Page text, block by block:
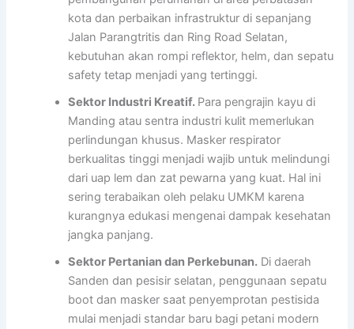
kota dan perbaikan infrastruktur di sepanjang
Jalan Parangtritis dan Ring Road Selatan,
kebutuhan akan rompi reflektor, helm, dan sepatu
safety tetap menjadi yang tertinggi.
Sektor Industri Kreatif. Para pengrajin kayu di
Manding atau sentra industri kulit memerlukan
perlindungan khusus. Masker respirator
berkualitas tinggi menjadi wajib untuk melindungi
dari uap lem dan zat pewarna yang kuat. Hal ini
sering terabaikan oleh pelaku UMKM karena
kurangnya edukasi mengenai dampak kesehatan
jangka panjang.
Sektor Pertanian dan Perkebunan. Di daerah
Sanden dan pesisir selatan, penggunaan sepatu
boot dan masker saat penyemprotan pestisida
mulai menjadi standar baru bagi petani modern